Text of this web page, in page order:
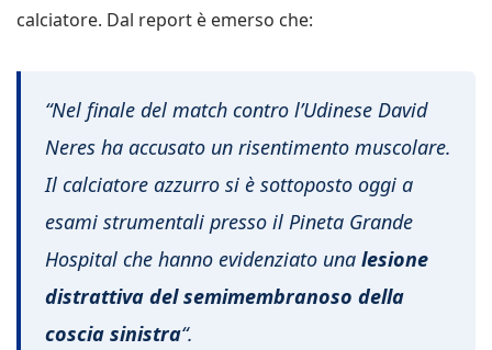
calciatore. Dal report è emerso che:
“Nel finale del match contro l’Udinese David
Neres ha accusato un risentimento muscolare.
Il calciatore azzurro si è sottoposto oggi a
esami strumentali presso il Pineta Grande
Hospital che hanno evidenziato una lesione
distrattiva del semimembranoso della
coscia sinistra“.